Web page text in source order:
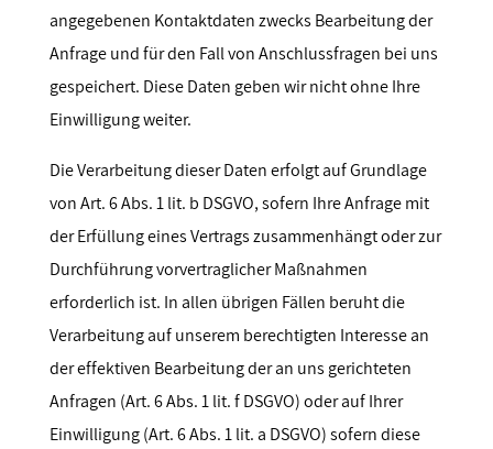
angegebenen Kontaktdaten zwecks Bearbeitung der
Anfrage und für den Fall von Anschlussfragen bei uns
gespeichert. Diese Daten geben wir nicht ohne Ihre
Einwilligung weiter.
Die Verarbeitung dieser Daten erfolgt auf Grundlage
von Art. 6 Abs. 1 lit. b DSGVO, sofern Ihre Anfrage mit
der Erfüllung eines Vertrags zusammenhängt oder zur
Durchführung vorvertraglicher Maßnahmen
erforderlich ist. In allen übrigen Fällen beruht die
Verarbeitung auf unserem berechtigten Interesse an
der effektiven Bearbeitung der an uns gerichteten
Anfragen (Art. 6 Abs. 1 lit. f DSGVO) oder auf Ihrer
Einwilligung (Art. 6 Abs. 1 lit. a DSGVO) sofern diese